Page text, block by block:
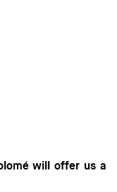
will offer us a